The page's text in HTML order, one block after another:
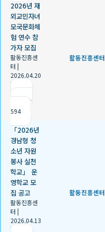
2026년 재
외교민자녀
모국문화체
험 연수 참
가자 모집
활동진흥센
터 |
2026.04.20
|
조회
594
활동진흥센터
「2026년
경남형 청
소년 자원
봉사 실천
학교」 운
영학교 모
집 공고
활동진흥센
터 |
2026.04.13
|
활동진흥센터